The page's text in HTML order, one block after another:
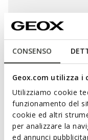
CONSENSO
Geox.com utilizza i
Utilizziamo cookie
funzionamento del
cookie ed altri
per analizzare la
ed annunci
SANDAL STEPPIEUP
Sandálias barefoot leves e
flexíveis